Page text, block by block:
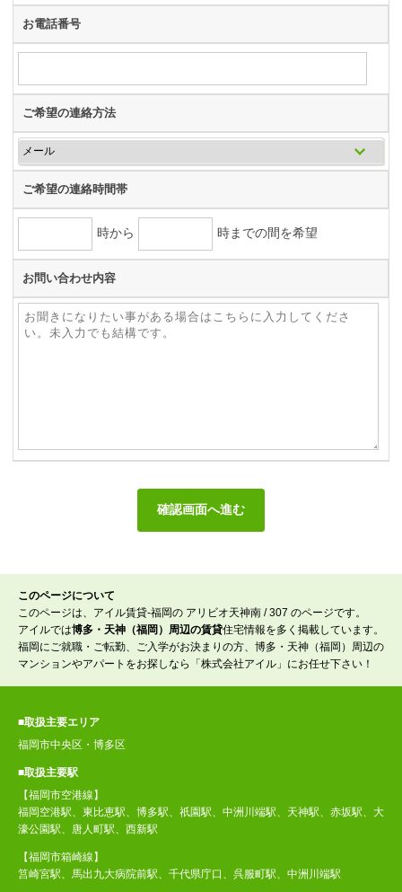
お電話番号
ご希望の連絡方法
ご希望の連絡時間帯
時から 時までの間を希望
お問い合わせ内容
このページについて
このページは、アイル賃貸-福岡の アリビオ天神南 / 307 のページです。
アイルでは博多・天神（福岡）周辺の賃貸住宅情報を多く掲載しています。
福岡にご就職・ご転勤、ご入学がお決まりの方、博多・天神（福岡）周辺の
マンションやアパートをお探しなら「株式会社アイル」にお任せ下さい！
■取扱主要エリア
福岡市中央区・博多区
■取扱主要駅
【福岡市空港線】
福岡空港駅、東比恵駅、博多駅、祇園駅、中洲川端駅、天神駅、赤坂駅、大
濠公園駅、唐人町駅、西新駅
【福岡市箱崎線】
筥崎宮駅、馬出九大病院前駅、千代県庁口、呉服町駅、中洲川端駅